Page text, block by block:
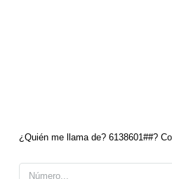
¿Quién me llama de? 6138601##?